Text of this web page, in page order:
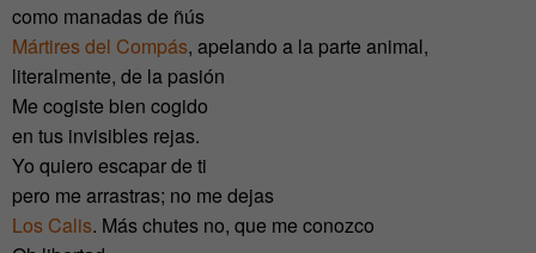
como manadas de ñús
Mártires del Compás, apelando a la parte animal,
literalmente, de la pasión
Me cogiste bien cogido
en tus invisibles rejas.
Yo quiero escapar de ti
pero me arrastras; no me dejas
Los Calis. Más chutes no, que me conozco